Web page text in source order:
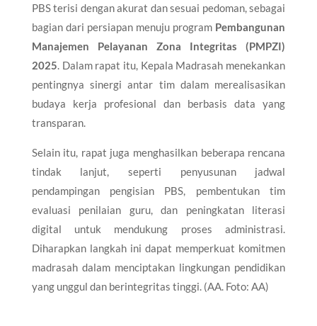
PBS terisi dengan akurat dan sesuai pedoman, sebagai
bagian dari persiapan menuju program Pembangunan
Manajemen Pelayanan Zona Integritas (PMPZI)
2025. Dalam rapat itu, Kepala Madrasah menekankan
pentingnya sinergi antar tim dalam merealisasikan
budaya kerja profesional dan berbasis data yang
transparan.
Selain itu, rapat juga menghasilkan beberapa rencana
tindak lanjut, seperti penyusunan jadwal
pendampingan pengisian PBS, pembentukan tim
evaluasi penilaian guru, dan peningkatan literasi
digital untuk mendukung proses administrasi.
Diharapkan langkah ini dapat memperkuat komitmen
madrasah dalam menciptakan lingkungan pendidikan
yang unggul dan berintegritas tinggi. (AA. Foto: AA)